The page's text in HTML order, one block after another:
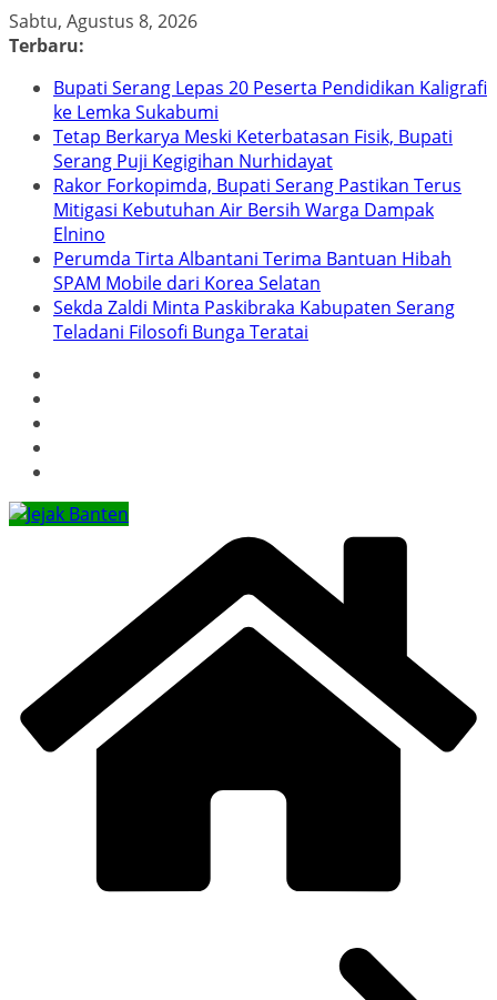
Skip
to
Sabtu, Agustus 8, 2026
Terbaru:
Bupati Serang Lepas 20 Peserta Pendidikan Kaligrafi
ke Lemka Sukabumi
Tetap Berkarya Meski Keterbatasan Fisik, Bupati
Serang Puji Kegigihan Nurhidayat
Rakor Forkopimda, Bupati Serang Pastikan Terus
Mitigasi Kebutuhan Air Bersih Warga Dampak
Elnino
Perumda Tirta Albantani Terima Bantuan Hibah
SPAM Mobile dari Korea Selatan
Sekda Zaldi Minta Paskibraka Kabupaten Serang
Teladani Filosofi Bunga Teratai